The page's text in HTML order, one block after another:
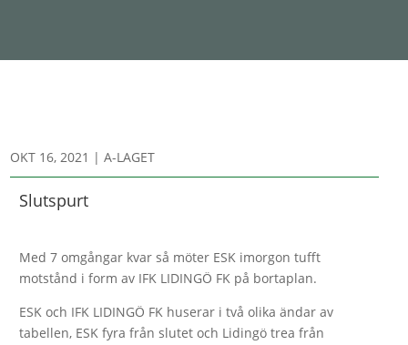
OKT 16, 2021 |A-LAGET
Slutspurt
Med 7 omgångar kvar så möter ESK imorgon tufft
motstånd i form av IFK LIDINGÖ FK på bortaplan.
ESK och IFK LIDINGÖ FK huserar i två olika ändar av
tabellen, ESK fyra från slutet och Lidingö trea från